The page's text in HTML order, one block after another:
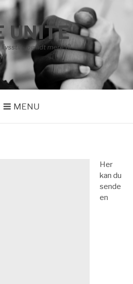
UNITE
– og lidt mere til
MENU
Her
kan du
sende
en